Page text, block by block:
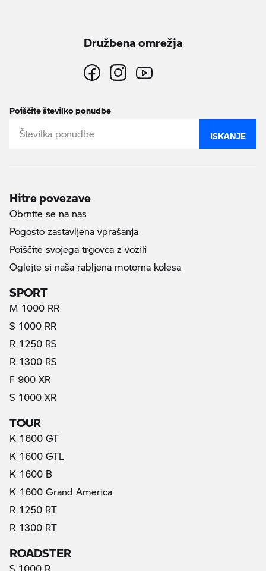
Družbena omrežja
Poiščite številko ponudbe
ISKANJE
Hitre povezave
Obrnite se na nas
Pogosto zastavljena vprašanja
Poiščite svojega trgovca z vozili
Oglejte si naša rabljena motorna kolesa
SPORT
M 1000 RR
S 1000 RR
R 1250 RS
R 1300 RS
F 900 XR
S 1000 XR
TOUR
K 1600 GT
K 1600 GTL
K 1600 B
K 1600 Grand America
R 1250 RT
R 1300 RT
ROADSTER